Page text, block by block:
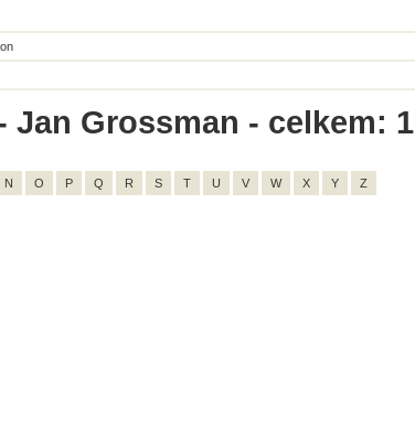
Jan Grossman - celkem: 1
N O P Q R S T U V W X Y Z